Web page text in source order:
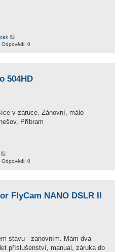
Odpovědi: 0
504HD
v záruce. Zánovní, málo
Příbram
Odpovědi: 0
FlyCam NANO DSLR II
stavu - zanovním. Mám dva
příslušenství, manual, záruka do